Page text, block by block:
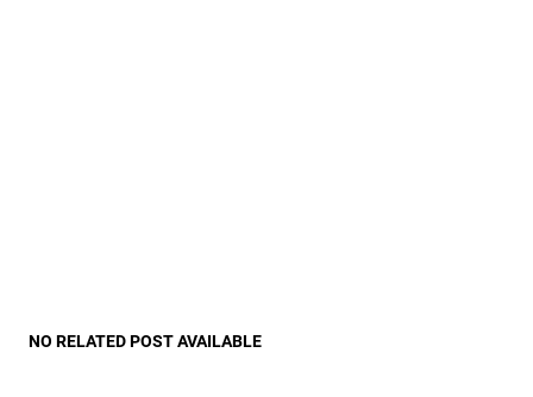
NO RELATED POST AVAILABLE